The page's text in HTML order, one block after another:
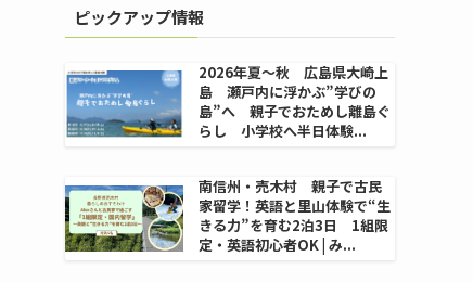
ピックアップ情報
2026年夏〜秋 広島県大崎上
島 瀬戸内に浮かぶ”学びの
島”へ 親子でおためし離島ぐ
らし 小学校へ半日体験...
南信州・売木村 親子で古民
家留学！英語と里山体験で“生
きる力”を育む2泊3日 1組限
定・英語初心者OK | み...